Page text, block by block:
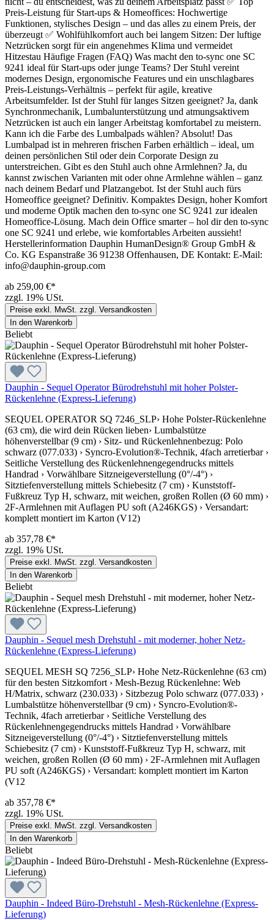
Preis-Leistung für Start-ups & Homeoffices: Hochwertige
Funktionen, stylisches Design – und das alles zu einem Preis, der
überzeugt ✅ Wohlfühlkomfort auch bei langem Sitzen: Der luftige
Netzrücken sorgt für ein angenehmes Klima und vermeidet
Hitzestau Häufige Fragen (FAQ) Was macht den to-sync one SC
9241 ideal für Start-ups oder junge Teams? Der Stuhl vereint
modernes Design, ergonomische Features und ein unschlagbares
Preis-Leistungs-Verhältnis – perfekt für agile, kreative
Arbeitsumfelder. Ist der Stuhl für langes Sitzen geeignet? Ja, dank
Synchronmechanik, Lumbalunterstützung und atmungsaktivem
Netzrücken ist auch ein langer Arbeitstag komfortabel zu meistern.
Kann ich die Farbe des Lumbalpads wählen? Absolut! Das
Lumbalpad ist in mehreren frischen Farben erhältlich – ideal, um
deinen persönlichen Stil oder dein Corporate Design zu
unterstreichen. Gibt es den Stuhl auch ohne Armlehnen? Ja, du
kannst zwischen Varianten mit oder ohne Armlehne wählen – ganz
nach deinem Bedarf und Platzangebot. Ist der Stuhl auch fürs
Homeoffice geeignet? Definitiv. Kompaktes Design, hoher Komfort
und moderne Optik machen den to-sync one SC 9241 zur idealen
Homeoffice-Lösung. Mach dein Office smarter – hol dir den to-sync
one SC 9241 und erlebe, wie komfortables Arbeiten aussieht!
Herstellerinformation Dauphin HumanDesign® Group GmbH &
Co. KG Espanstraße 36 91238 Offenhausen, DE Kontakt: E-Mail:
info@dauphin-group.com
ab 259,00 €*
zzgl. 19% USt.
Preise exkl. MwSt. zzgl. Versandkosten
In den Warenkorb
Beliebt
Dauphin - Sequel Operator Bürodrehstuhl mit hoher Polster-
Rückenlehne (Express-Lieferung)
SEQUEL OPERATOR SQ 7246_SLP› Hohe Polster-Rückenlehne
(63 cm), die wird dein Rücken lieben› Lumbalstütze
höhenverstellbar (9 cm) › Sitz- und Rückenlehnenbezug: Polo
schwarz (077.033) › Syncro-Evolution®-Technik, 4fach arretierbar ›
Seitliche Verstellung des Rückenlehnengegendrucks mittels
Handrad › Vorwählbare Sitzneigeverstellung (0°/-4°) ›
Sitztiefenverstellung mittels Schiebesitz (7 cm) › Kunststoff-
Fußkreuz Typ H, schwarz, mit weichen, großen Rollen (Ø 60 mm) ›
2F-Armlehnen mit Auflagen PU soft (A246KGS) › Versandart:
komplett montiert im Karton (V12)
ab 357,78 €*
zzgl. 19% USt.
Preise exkl. MwSt. zzgl. Versandkosten
In den Warenkorb
Beliebt
Dauphin - Sequel mesh Drehstuhl - mit moderner, hoher Netz-
Rückenlehne (Express-Lieferung)
SEQUEL MESH SQ 7256_SLP› Hohe Netz-Rückenlehne (63 cm)
für den besten Sitzkomfort › Mesh-Bezug Rückenlehne: Web
H/Matrix, schwarz (230.033) › Sitzbezug Polo schwarz (077.033) ›
Lumbalstütze höhenverstellbar (9 cm) › Syncro-Evolution®-
Technik, 4fach arretierbar › Seitliche Verstellung des
Rückenlehnengegendrucks mittels Handrad › Vorwählbare
Sitzneigeverstellung (0°/-4°) › Sitztiefenverstellung mittels
Schiebesitz (7 cm) › Kunststoff-Fußkreuz Typ H, schwarz, mit
weichen, großen Rollen (Ø 60 mm) › 2F-Armlehnen mit Auflagen
PU soft (A246KGS) › Versandart: komplett montiert im Karton
(V12
ab 357,78 €*
zzgl. 19% USt.
Preise exkl. MwSt. zzgl. Versandkosten
In den Warenkorb
Beliebt
Dauphin - Indeed Büro-Drehstuhl - Mesh-Rückenlehne (Express-
Lieferung)